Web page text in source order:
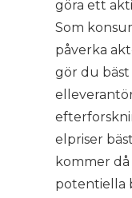
göra ett
Som
påverka
gör du
elpriser
kommer
potentiella